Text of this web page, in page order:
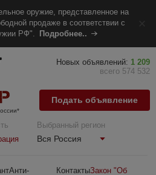
оружие, представленное на
продаже в соответствии с
РФ".
Подробнее..
Выбранный регион
Вся Россия
Анти-
КонтактыЗакон "Об
Новых объявлений: 1 209
всего 574 532
Подать объявление